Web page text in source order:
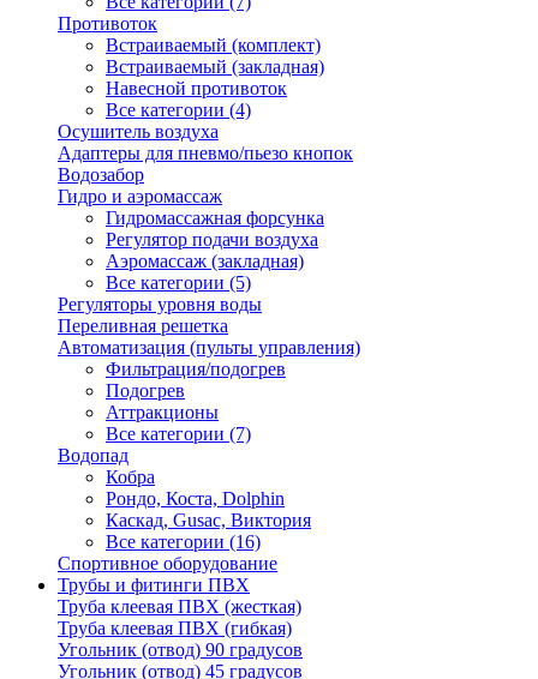
Противоток
Встраиваемый (комплект)
Встраиваемый (закладная)
Навесной противоток
Все категории (4)
Осушитель воздуха
Адаптеры для пневмо/пьезо кнопок
Водозабор
Гидро и аэромассаж
Гидромассажная форсунка
Регулятор подачи воздуха
Аэромассаж (закладная)
Все категории (5)
Регуляторы уровня воды
Переливная решетка
Автоматизация (пульты управления)
Фильтрация/подогрев
Подогрев
Аттракционы
Все категории (7)
Водопад
Кобра
Рондо, Коста, Dolphin
Каскад, Gusac, Виктория
Все категории (16)
Спортивное оборудование
Трубы и фитинги ПВХ
Труба клеевая ПВХ (жесткая)
Труба клеевая ПВХ (гибкая)
Угольник (отвод) 90 градусов
Угольник (отвод) 45 градусов